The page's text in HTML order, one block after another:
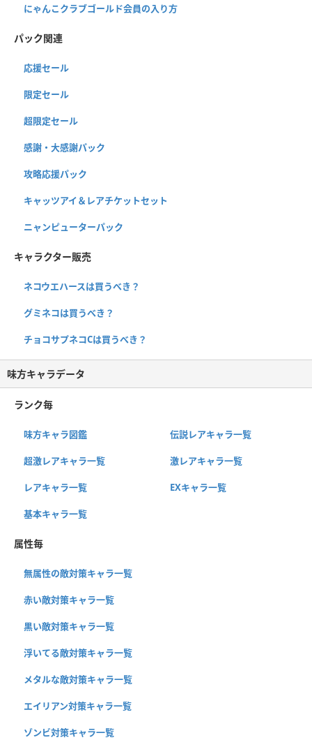
にゃんこクラブゴールド会員の入り方
パック関連
応援セール
限定セール
超限定セール
感謝・大感謝パック
攻略応援パック
キャッツアイ＆レアチケットセット
ニャンピューターパック
キャラクター販売
ネコウエハースは買うべき？
グミネコは買うべき？
チョコサプネコCは買うべき？
味方キャラデータ
ランク毎
味方キャラ図鑑 伝説レアキャラ一覧
超激レアキャラ一覧 激レアキャラ一覧
レアキャラ一覧 EXキャラ一覧
基本キャラ一覧
属性毎
無属性の敵対策キャラ一覧
赤い敵対策キャラ一覧
黒い敵対策キャラ一覧
浮いてる敵対策キャラ一覧
メタルな敵対策キャラ一覧
エイリアン対策キャラ一覧
ゾンビ対策キャラ一覧